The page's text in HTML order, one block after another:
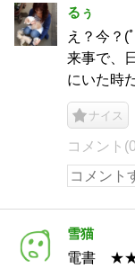
るぅ
え？今？(
来事で、
にいた時
ナイス
コメント
雪猫
電書